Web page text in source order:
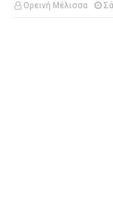
Ορεινή Μέλισσα